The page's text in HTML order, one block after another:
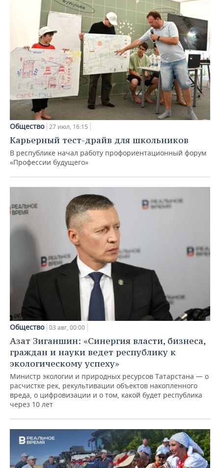
Общество 27 июл, 16:15
Карьерный тест-драйв для школьников
В республике начал работу профориентационный форум
«Профессии будущего»
Общество 03 авг, 00:00
Азат Зиганшин: «Синергия власти, бизнеса,
граждан и науки ведет республику к
экологическому успеху»
Министр экологии и природных ресурсов Татарстана — о
расчистке рек, рекультивации объектов накопленного
вреда, о цифровизации и о том, какой будет республика
через 10 лет